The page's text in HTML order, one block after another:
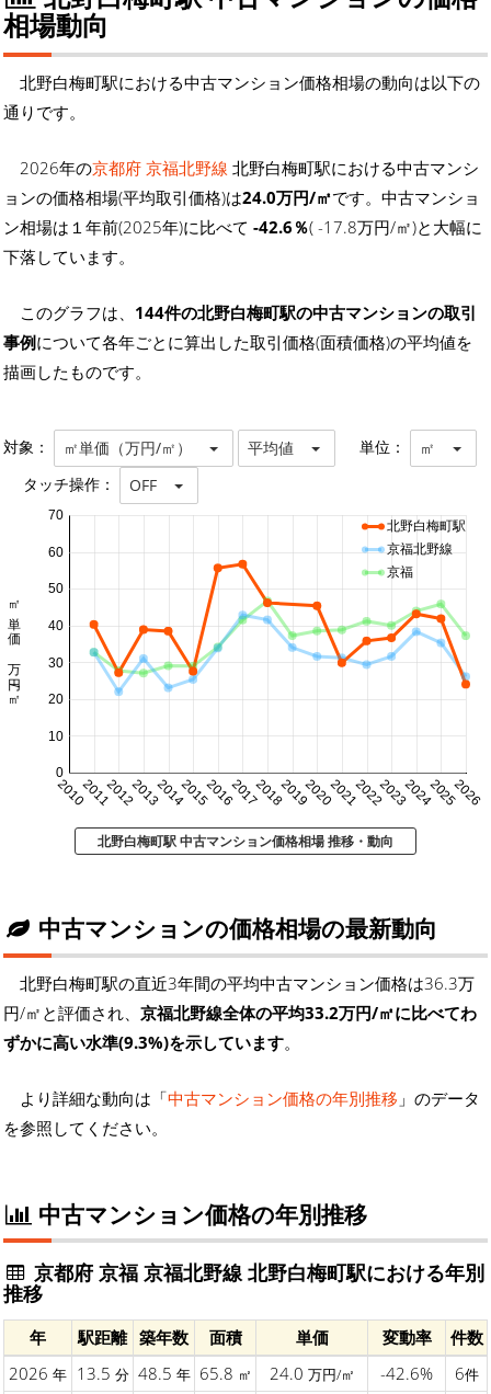
相場動向
北野白梅町駅における中古マンション価格相場の動向は以下の
通りです。
2026年の京都府 京福北野線 北野白梅町駅における中古マンシ
ョンの価格相場(平均取引価格)は24.0万円/㎡です。中古マンショ
ン相場は１年前(2025年)に比べて -42.6％( -17.8万円/㎡)と大幅に
下落しています。
このグラフは、 144件の北野白梅町駅の中古マンションの取引
事例について各年ごとに算出した取引価格(面積価格)の平均値を
描画したものです。
対象： ㎡単価（万円/㎡） 平均値 単位： ㎡
タッチ操作： OFF
20102011201220132014201520162017201820192020202120222023202420252026
0
10
20
30
40
50
60
70
㎡単価 万円/㎡
北野白梅町駅
京福北野線
京福
北野白梅町駅 中古マンション価格相場 推移・動向
中古マンションの価格相場の最新動向
北野白梅町駅の直近3年間の平均中古マンション価格は36.3万
円/㎡と評価され、 京福北野線全体の平均33.2万円/㎡に比べてわ
ずかに高い水準(9.3%)を示しています。
より詳細な動向は「中古マンション価格の年別推移 」のデータ
を参照してください。
中古マンション価格の年別推移
京都府 京福 京福北野線 北野白梅町駅における年別
推移
年 駅距離 築年数 面積 単価 変動率
件数
2026 年 13.5 分 48.5 年 65.8 ㎡ 24.0 万円/㎡ -42.6% 6件